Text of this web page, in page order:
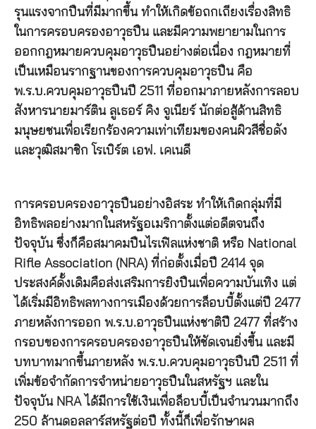
รุนแรงจากปืนที่มีมากขึ้น ทำให้เกิดข้อถกเถียงเรื่องสิทธิ
ในการครอบครองอาวุธปืน และมีความพยายามในการ
ออกกฎหมายควบคุมอาวุธปืนอย่างต่อเนื่อง กฎหมายที่
เป็นเหมือนรากฐานของการควบคุมอาวุธปืน คือ
พ.ร.บ.ควบคุมอาวุธปืนปี 2511 ที่ออกมาภายหลังการลอบ
สังหารนายมาร์ติน ลูเธอร์ คิง จูเนียร์ นักต่อสู้ด้านสิทธิ
มนุษยชนเพื่อเรียกร้องความเท่าเทียมของคนผิวสีชื่อดัง
และวุฒิสมาชิก โรเบิร์ต เอฟ. เคเนดี
การครอบครองอาวุธปืนอย่างอิสระ ทำให้เกิดกลุ่มที่มี
อิทธิพลอย่างมากในสหรัฐอเมริกาตั้งแต่อดีตจนถึง
ปัจจุบัน ซึ่งก็คือสมาคมปืนไรเฟิลแห่งชาติ หรือ National
Rifle Association (NRA) ที่ก่อตั้งเมื่อปี 2414 จุด
ประสงค์ดั้งเดิมคือส่งเสริมการยิงปืนเพื่อความบันเทิง แต่
ได้เริ่มมีอิทธิพลทางการเมืองด้วยการล็อบบี้ตั้งแต่ปี 2477
ภายหลังการออก พ.ร.บ.อาวุธปืนแห่งชาติปี 2477 ที่สร้าง
กรอบของการครอบครองอาวุธปืนให้ชัดเจนยิ่งขึ้น และมี
บทบาทมากขึ้นภายหลัง พ.ร.บ.ควบคุมอาวุธปืนปี 2511 ที่
เพิ่มข้อจำกัดการจำหน่ายอาวุธปืนในสหรัฐฯ และใน
ปัจจุบัน NRA ได้มีการใช้เงินเพื่อล็อบบี้เป็นจำนวนมากถึง
250 ล้านดอลลาร์สหรัฐต่อปี ทั้งนี้ก็เพื่อรักษาผล